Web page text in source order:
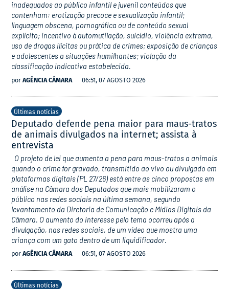
inadequados ao público infantil e juvenil conteúdos que
contenham: erotização precoce e sexualização infantil;
linguagem obscena, pornográfica ou de conteúdo sexual
explícito; incentivo à automutilação, suicídio, violência extrema,
uso de drogas ilícitas ou prática de crimes; exposição de crianças
e adolescentes a situações humilhantes; violação da
classificação indicativa estabelecida.
por AGÊNCIA CÂMARA 06:51, 07 AGOSTO 2026
Últimas notícias
Deputado defende pena maior para maus-tratos
de animais divulgados na internet; assista à
entrevista
O projeto de lei que aumenta a pena para maus-tratos a animais
quando o crime for gravado, transmitido ao vivo ou divulgado em
plataformas digitais (PL 27/26) está entre as cinco propostas em
análise na Câmara dos Deputados que mais mobilizaram o
público nas redes sociais na última semana, segundo
levantamento da Diretoria de Comunicação e Mídias Digitais da
Câmara. O aumento do interesse pelo tema ocorreu após a
divulgação, nas redes sociais, de um vídeo que mostra uma
criança com um gato dentro de um liquidificador.
por AGÊNCIA CÂMARA 06:51, 07 AGOSTO 2026
Últimas notícias